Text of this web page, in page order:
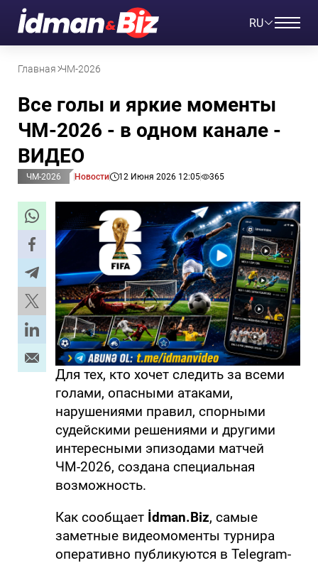
RU
Главная ЧМ-2026
Все голы и яркие моменты
ЧМ-2026 - в одном канале -
ВИДЕО
ЧМ-2026 Новости 12 Июня 2026 12:05 365
Для тех, кто хочет следить за всеми
голами, опасными атаками,
нарушениями правил, спорными
судейскими решениями и другими
интересными эпизодами матчей
ЧМ-2026, создана специальная
возможность.
Как сообщаетİdman.Biz, самые
заметные видеомоменты турнира
оперативно публикуются в Telegram-